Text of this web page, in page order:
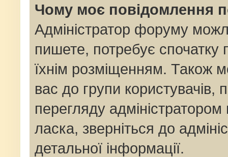
Чому моє повідомлення
Адміністратор форуму
пишете, потребує спочатку
їхнім розміщенням. Також
вас до групи
перегляду
ласка, зверніться до
детальної інформації.